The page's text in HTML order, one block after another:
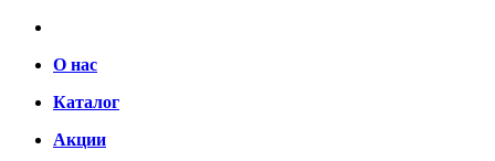
О нас
Каталог
Акции